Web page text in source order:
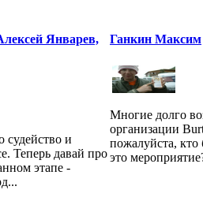
Январев,
судейство и
Теперь давай про
этапе -
Ганкин Максим
Многие долго
организации
пожалуйста, кто
это